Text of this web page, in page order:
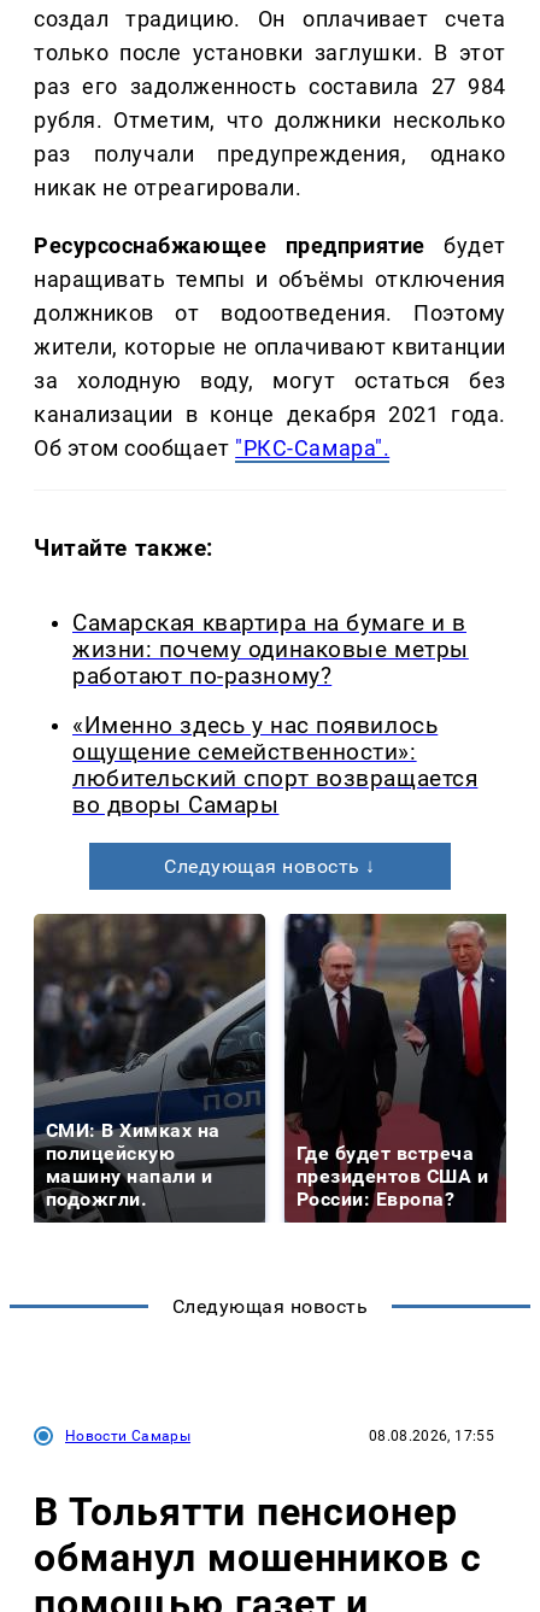
создал традицию. Он оплачивает счета
только после установки заглушки. В этот
раз его задолженность составила 27 984
рубля. Отметим, что должники несколько
раз получали предупреждения, однако
никак не отреагировали.
Ресурсоснабжающее предприятиебудет
наращивать темпы и объёмы отключения
должников от водоотведения. Поэтому
жители, которые не оплачивают квитанции
за холодную воду, могут остаться без
канализации в конце декабря 2021 года.
Об этом сообщает "РКС-Самара".
Читайте также:
Самарская квартира на бумаге и в
жизни: почему одинаковые метры
работают по-разному?
«Именно здесь у нас появилось
ощущение семейственности»:
любительский спорт возвращается
во дворы Самары
Следующая новость ↓
СМИ: В Химках на
полицейскую
машину напали и
подожгли.
Где будет встреча
президентов США и
России: Европа?
Следующая новость
Новости Самары 08.08.2026, 17:55
В Тольятти пенсионер
обманул мошенников с